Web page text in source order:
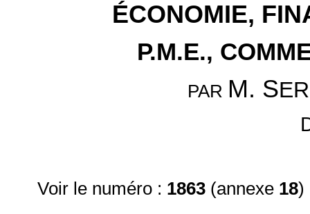
ÉCONOMIE,
P.M.E.,
PAR M. S
Voir le numéro : 1863 (annexe 18)